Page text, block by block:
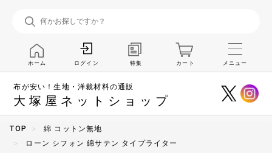
布が安い！生地・洋裁材料の通販
大塚屋ネットショップ
ホーム ログイン 特集 カート メニュー
TOP
綿 コットン無地
ローン シフォン 綿サテン タイプライター